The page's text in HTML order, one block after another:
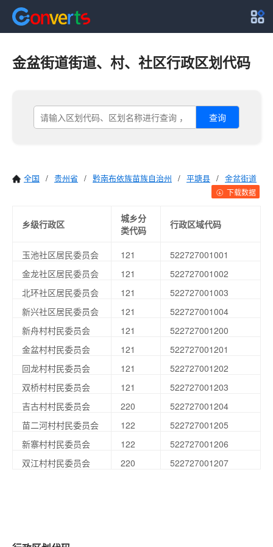
金盆街道街道、村、社区行政区划代码
查询
全国 / 贵州省 / 黔南布依族苗族自治州 / 平塘县 / 金盆街道
下载数据
乡级行政区
城乡分
类代码
行政区域代码
玉池社区居民委员会 121
522727001001
金龙社区居民委员会
121
522727001002
北环社区居民委员会
121
522727001003
新兴社区居民委员会
121
522727001004
新舟村村民委员会
121
522727001200
金盆村村民委员会
121
522727001201
回龙村村民委员会
121
522727001202
双桥村村民委员会
121
522727001203
吉古村村民委员会
220
522727001204
苗二河村村民委员会
122
522727001205
新寨村村民委员会
122
522727001206
双江村村民委员会
220 522727001207